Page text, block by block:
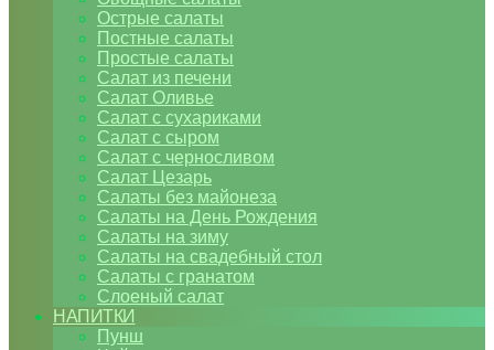
Острые салаты
Постные салаты
Простые салаты
Салат из печени
Салат Оливье
Салат с сухариками
Салат с сыром
Салат с черносливом
Салат Цезарь
Салаты без майонеза
Салаты на День Рождения
Салаты на зиму
Салаты на свадебный стол
Салаты с гранатом
Слоеный салат
НАПИТКИ
Пунш